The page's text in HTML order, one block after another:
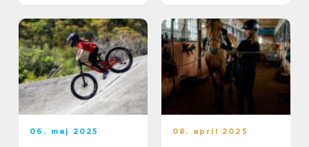
06. maj 2025 08. april 2025